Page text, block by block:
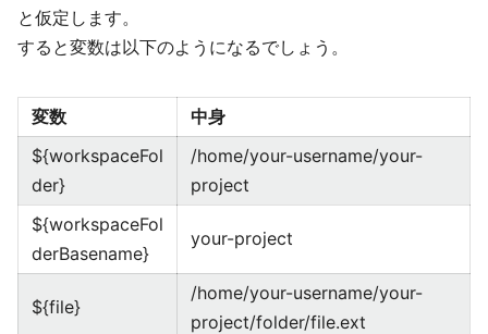
と仮定します。
すると変数は以下のようになるでしょう。
変数
中身
${workspaceFol
der}
/home/your-username/your-
project
${workspaceFol
derBasename}
your-project
${file}
/home/your-username/your-
project/folder/file.ext